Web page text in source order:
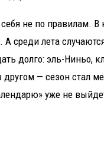
не по правилам.
среди лета
долго: эль-Ниньо,
другом — сезон стал
уже не